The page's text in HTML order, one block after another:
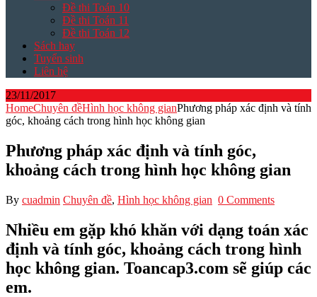
Đề thi Toán 10
Đề thi Toán 11
Đề thi Toán 12
Sách hay
Tuyển sinh
Liên hệ
23/11/2017
HomeChuyên đềHình học không gianPhương pháp xác định và tính
góc, khoảng cách trong hình học không gian
Phương pháp xác định và tính góc,
khoảng cách trong hình học không gian
By cuadmin Chuyên đề, Hình học không gian 0 Comments
Nhiều em gặp khó khăn với dạng toán xác
định và tính góc, khoảng cách trong hình
học không gian. Toancap3.com sẽ giúp các
em.